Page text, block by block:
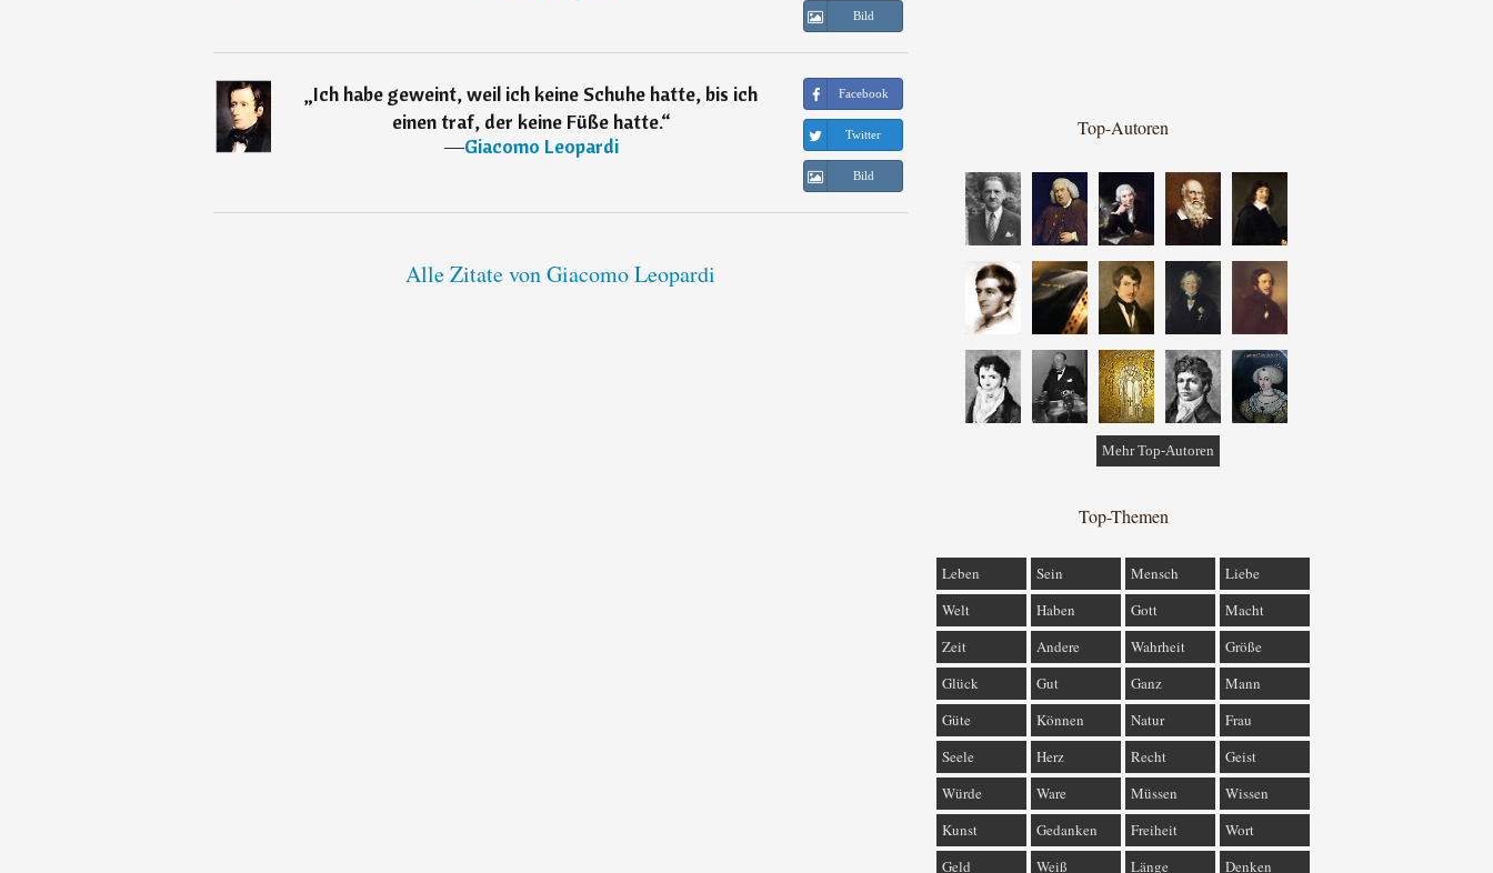
Bild
„Ich habe geweint, weil ich keine Schuhe hatte, bis ich
einen traf, der keine Füße hatte.“
―Giacomo Leopardi
Facebook
Twitter
Bild
Alle Zitate von Giacomo Leopardi
Top-Autoren
Mehr Top-Autoren
Top-Themen
Leben Sein Mensch
Liebe
Welt
Haben Gott
Macht
Zeit
Andere Wahrheit
Größe
Glück
Gut Ganz
Mann
Güte
Können Natur
Frau
Seele
Herz Recht
Geist
Würde
Ware Müssen
Wissen
Kunst
Gedanken Freiheit
Wort
Geld
Weiß Länge Denken